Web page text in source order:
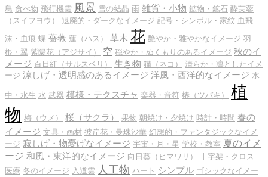
鳥 食べ物 飛行機雲 風景 雪の結晶 雨 雑貨・小物 鉱物・鉱石 酔芙蓉
（スイフヨウ）
退廃的・ダークなイメージ 記号・シンボル・家紋 血飛
沫・血痕 蝶 薔薇 蓮（ハス） 草木 花 艶やか・雅やかなイメージ 羽
根・翼 紫陽花（アジサイ） 空 穏やか・ぬくもりのあるイメージ 秋のイ
メージ 百日紅（サルスベリ） 生き物 猫（ネコ）
清らか・凛としたイメ
ージ 涼しげ・透明感のあるイメージ 洋風・西洋的なイメージ 水
中・水生 水 武器 模様・テクスチャ 楽器・音符 椿（ツバキ）
植
物 梅（ウメ） 桜（サクラ） 果物 朝焼け・夕焼け 時計・時間 春の
イメージ 文具・画材 彼岸花・曼珠沙華 幻想的・ファンタジックなイメ
ージ 寂しげ・物憂げなイメージ 宇宙・月・星 学校・教室 夏のイメ
ージ 和風・東洋的なイメージ 向日葵（ヒマワリ）
十字架・クロス
医療 冬のイメージ 入道雲 人工物 ハート シンプル ゴシックなイメー